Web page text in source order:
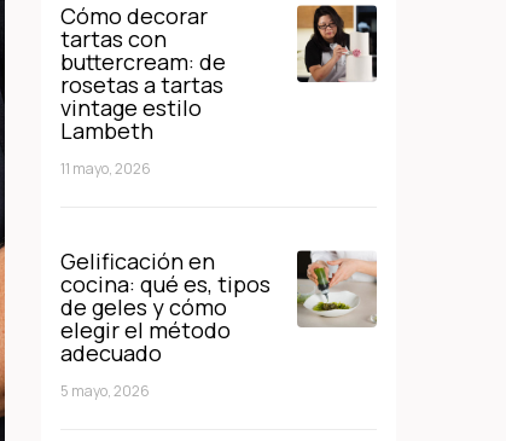
Cómo decorar
tartas con
buttercream: de
rosetas a tartas
vintage estilo
Lambeth
11 mayo, 2026
Gelificación en
cocina: qué es, tipos
de geles y cómo
elegir el método
adecuado
5 mayo, 2026